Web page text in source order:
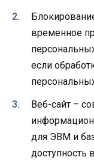
временное
если
Веб-сайт –
для ЭВМ и
доступность